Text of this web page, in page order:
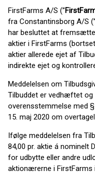
FirstFarms A/S (”
fra Constantinsborg A/S (”
har besluttet at
aktier i FirstFarms
aktier allerede ejet af
indirekte ejet og
Meddelelsen om
Tilbuddet er vedhæftet
overensstemmelse med
15. maj 2020 om
Ifølge meddelelsen fra
84,00 pr. aktie á nominelt
for udbytte eller andre
aktionærerne i FirstFarms